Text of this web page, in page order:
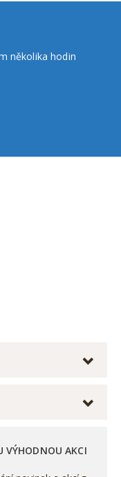
několika hodin
VÝHODNOU AKCI